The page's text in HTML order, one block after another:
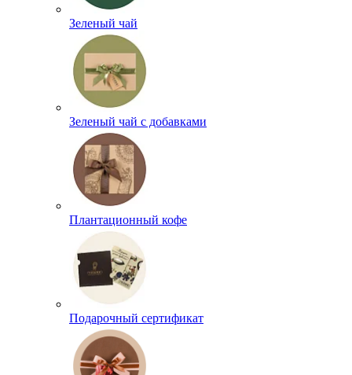
Зеленый чай
Зеленый чай с добавками
Плантационный кофе
Подарочный сертификат